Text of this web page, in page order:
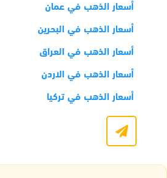
أسعار الذهب في عمان
أسعار الذهب في البحرين
أسعار الذهب في العراق
أسعار الذهب في الاردن
أسعار الذهب في تركيا